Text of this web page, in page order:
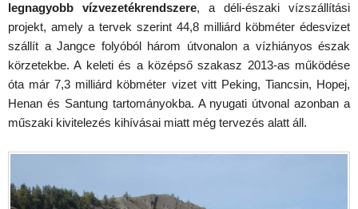
legnagyobb vízvezetékrendszere, a déli-északi vízszállítási
projekt, amely a tervek szerint 44,8 milliárd köbméter édesvizet
szállít a Jangce folyóból három útvonalon a vízhiányos észak
körzetekbe. A keleti és a középső szakasz 2013-as működése
óta már 7,3 milliárd köbméter vizet vitt Peking, Tiancsin, Hopej,
Henan és Santung tartományokba. A nyugati útvonal azonban a
műszaki kivitelezés kihívásai miatt még tervezés alatt áll.